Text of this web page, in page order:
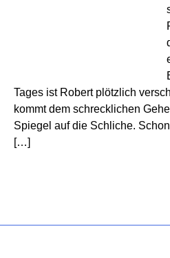
Tages ist Robert plötzlich
kommt dem schrecklichen
Spiegel auf die Schliche.
[…]